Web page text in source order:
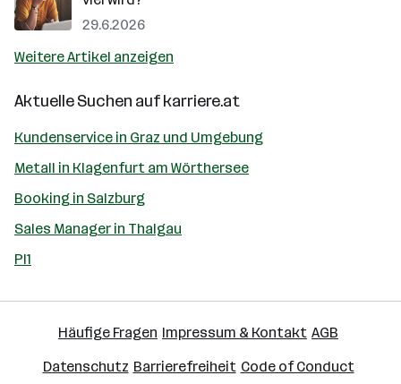
29.6.2026
Weitere Artikel anzeigen
Aktuelle Suchen aufkarriere.at
Kundenservice in Graz und Umgebung
Metall in Klagenfurt am Wörthersee
Booking in Salzburg
Sales Manager in Thalgau
Pl1
Häufige Fragen Impressum & Kontakt AGB
Datenschutz Barrierefreiheit Code of Conduct